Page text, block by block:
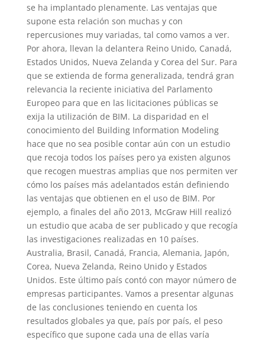
se ha implantado plenamente. Las ventajas que
supone esta relación son muchas y con
repercusiones muy variadas, tal como vamos a ver.
Por ahora, llevan la delantera Reino Unido, Canadá,
Estados Unidos, Nueva Zelanda y Corea del Sur. Para
que se extienda de forma generalizada, tendrá gran
relevancia la reciente iniciativa del Parlamento
Europeo para que en las licitaciones públicas se
exija la utilización de BIM. La disparidad en el
conocimiento del Building Information Modeling
hace que no sea posible contar aún con un estudio
que recoja todos los países pero ya existen algunos
que recogen muestras amplias que nos permiten ver
cómo los países más adelantados están definiendo
las ventajas que obtienen en el uso de BIM. Por
ejemplo, a finales del año 2013, McGraw Hill realizó
un estudio que acaba de ser publicado y que recogía
las investigaciones realizadas en 10 países.
Australia, Brasil, Canadá, Francia, Alemania, Japón,
Corea, Nueva Zelanda, Reino Unido y Estados
Unidos. Este último país contó con mayor número de
empresas participantes. Vamos a presentar algunas
de las conclusiones teniendo en cuenta los
resultados globales ya que, país por país, el peso
específico que supone cada una de ellas varía